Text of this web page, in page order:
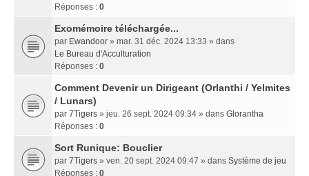
Réponses : 0
Exomémoire téléchargée...
par Ewandoor » mar. 31 déc. 2024 13:33 » dans
Le Bureau d'Acculturation
Réponses : 0
Comment Devenir un Dirigeant (Orlanthi / Yelmites
/ Lunars)
par 7Tigers » jeu. 26 sept. 2024 09:34 » dans Glorantha
Réponses : 0
Sort Runique: Bouclier
par 7Tigers » ven. 20 sept. 2024 09:47 » dans Système de jeu
Réponses : 0